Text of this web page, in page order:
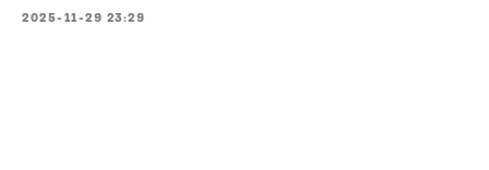
2025-11-29 23:29